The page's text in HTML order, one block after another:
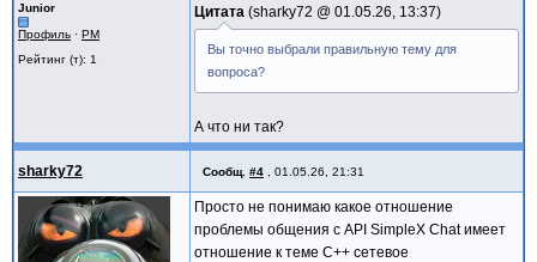
Junior
Профиль · PM
Рейтинг (т): 1
Цитата sharky72 @ 01.05.26, 13:37
Вы точно выбрали правильную тему для
вопроса?
А что ни так?
sharky72 Сообщ. #4 01.05.26, 21:31
Просто не понимаю какое отношение
проблемы общения с API SimpleX Chat имеет
отношение к теме C++ сетевое